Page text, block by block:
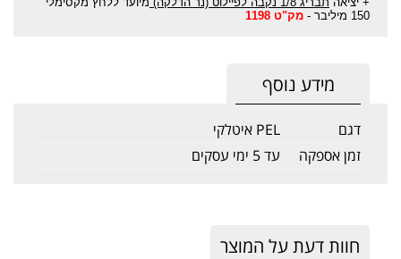
150 מיליבר -
מק"ט 1198
מידע נוסף
דגם
PEL איטלקי
זמן אספקה
עד 5 ימי עסקים
חוות דעת על המוצר